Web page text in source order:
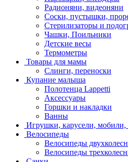
Радионяни, видеоняни
Соски, пустышки,
Стерилизаторы и
Чашки, Поильники
Детские весы
Термометры
Товары для мамы
Слинги, переноски
Купание малыша
Полотенца Lappetti
Аксессуары
Горшки и накладки
Ванны
Игрушки, карусели, мобили,
Велосипеды
Велосипеды
Велосипеды